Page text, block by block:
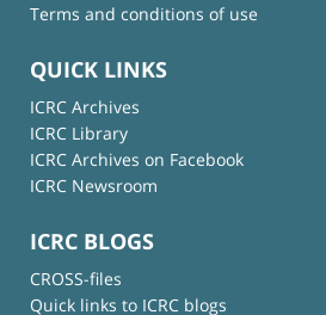
Terms and conditions of use
QUICK LINKS
ICRC Archives
ICRC Library
ICRC Archives on Facebook
ICRC Newsroom
ICRC BLOGS
CROSS-files
Quick links to ICRC blogs